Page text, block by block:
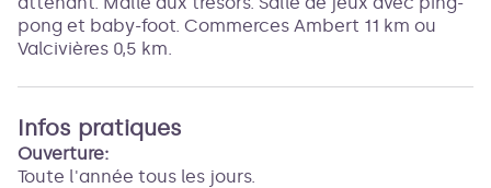
pong et baby-foot. Commerces Ambert 11 km ou
Valcivières 0,5 km.
Infos pratiques
Ouverture:
Toute l'année tous les jours.